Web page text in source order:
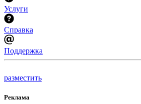
Услуги
Справка
Поддержка
разместить
Реклама